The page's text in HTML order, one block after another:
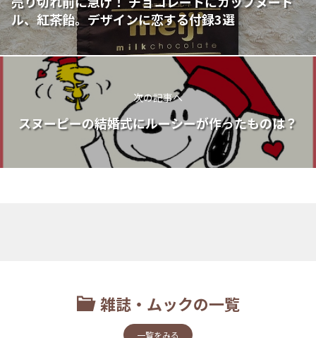
ル、紅茶飴。デザインに恋する付録3選
次の記事へ
スヌーピーの結婚式にルーシーが作ったものは？
雑誌・ムックの一覧
一覧をみる